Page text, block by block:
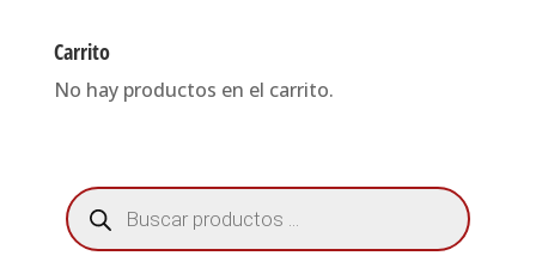
Carrito
No hay productos en el carrito.
Búsqueda
de
productos